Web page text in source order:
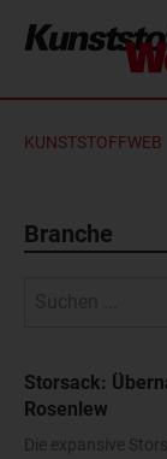
KUNSTSTOFFWEB
Branche
Storsack:
Rosenlew
Die expansive